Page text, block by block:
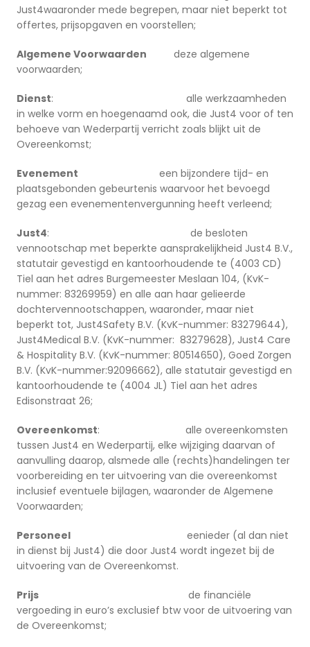
Just4waaronder mede begrepen, maar niet beperkt tot
offertes, prijsopgaven en voorstellen;
Algemene Voorwaarden deze algemene
voorwaarden;
Dienst: alle werkzaamheden
in welke vorm en hoegenaamd ook, die Just4 voor of ten
behoeve van Wederpartij verricht zoals blijkt uit de
Overeenkomst;
Evenement een bijzondere tijd- en
plaatsgebonden gebeurtenis waarvoor het bevoegd
gezag een evenementenvergunning heeft verleend;
Just4: de besloten
vennootschap met beperkte aansprakelijkheid Just4 B.V.,
statutair gevestigd en kantoorhoudende te (4003 CD)
Tiel aan het adres Burgemeester Meslaan 104, (KvK-
nummer: 83269959) en alle aan haar gelieerde
dochtervennootschappen, waaronder, maar niet
beperkt tot, Just4Safety B.V. (KvK-nummer: 83279644),
Just4Medical B.V. (KvK-nummer: 83279628), Just4 Care
& Hospitality B.V. (KvK-nummer: 80514650), Goed Zorgen
B.V. (KvK-nummer:92096662), alle statutair gevestigd en
kantoorhoudende te (4004 JL) Tiel aan het adres
Edisonstraat 26;
Overeenkomst: alle overeenkomsten
tussen Just4 en Wederpartij, elke wijziging daarvan of
aanvulling daarop, alsmede alle (rechts)handelingen ter
voorbereiding en ter uitvoering van die overeenkomst
inclusief eventuele bijlagen, waaronder de Algemene
Voorwaarden;
Personeel eenieder (al dan niet
in dienst bij Just4) die door Just4 wordt ingezet bij de
uitvoering van de Overeenkomst.
Prijs de financiële
vergoeding in euro’s exclusief btw voor de uitvoering van
de Overeenkomst;